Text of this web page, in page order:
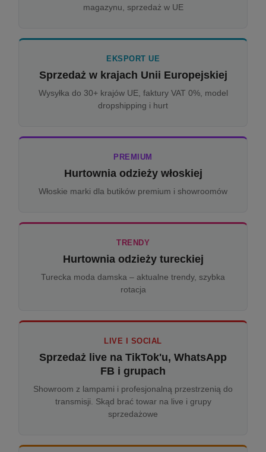
magazynu, sprzedaż w UE
EKSPORT UE
Sprzedaż w krajach Unii Europejskiej
Wysyłka do 30+ krajów UE, faktury VAT 0%, model
dropshipping i hurt
PREMIUM
Hurtownia odzieży włoskiej
Włoskie marki dla butików premium i showroomów
TRENDY
Hurtownia odzieży tureckiej
Turecka moda damska – aktualne trendy, szybka
rotacja
LIVE I SOCIAL
Sprzedaż live na TikTok'u, WhatsApp
FB i grupach
Showroom z lampami i profesjonalną przestrzenią do
transmisji. Skąd brać towar na live i grupy
sprzedażowe